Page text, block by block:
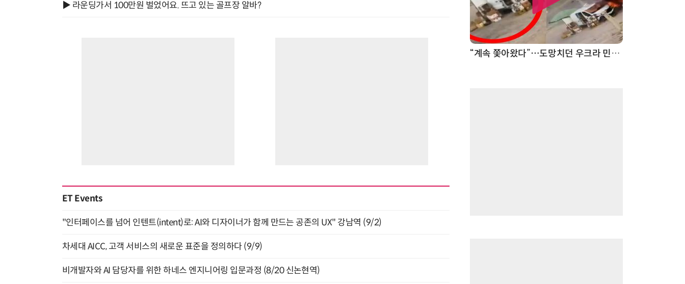
▶ 라운딩가서 100만원 벌었어요. 뜨고 있는 골프장 알바?
ET Events
"인터페이스를 넘어 인텐트(intent)로: AI와 디자이너가 함께 만드는 공존의 UX" 강남역 (9/2)
차세대 AICC, 고객 서비스의 새로운 표준을 정의하다 (9/9)
비개발자와 AI 담당자를 위한 하네스 엔지니어링 입문과정 (8/20 신논현역)
“계속 쫓아왔다”…도망치던 우크라 민간인 공격한 러 자폭 드론